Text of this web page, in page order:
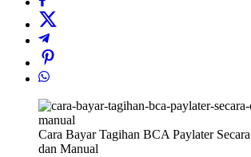
Cara Bayar Tagihan BCA Paylater
dan Manual